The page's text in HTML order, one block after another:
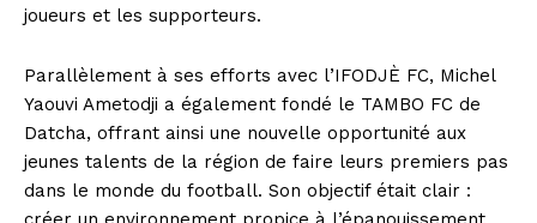
joueurs et les supporteurs.
Parallèlement à ses efforts avec l’IFODJÈ FC, Michel
Yaouvi Ametodji a également fondé le TAMBO FC de
Datcha, offrant ainsi une nouvelle opportunité aux
jeunes talents de la région de faire leurs premiers pas
dans le monde du football. Son objectif était clair :